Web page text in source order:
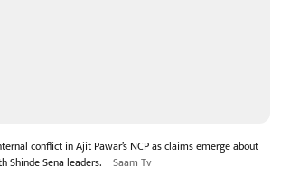
conflict in Ajit Pawar’s NCP as claims emerge about
Shinde Sena leaders.
Saam Tv